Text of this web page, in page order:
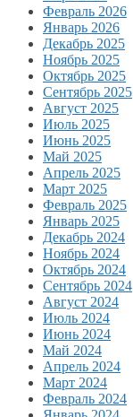
Февраль 2026
Январь 2026
Декабрь 2025
Ноябрь 2025
Октябрь 2025
Сентябрь 2025
Август 2025
Июль 2025
Июнь 2025
Май 2025
Апрель 2025
Март 2025
Февраль 2025
Январь 2025
Декабрь 2024
Ноябрь 2024
Октябрь 2024
Сентябрь 2024
Август 2024
Июль 2024
Июнь 2024
Май 2024
Апрель 2024
Март 2024
Февраль 2024